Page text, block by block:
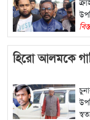
হিরো আলমকে